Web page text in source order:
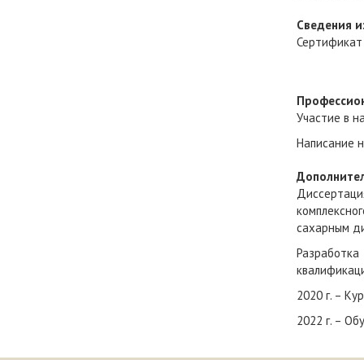
Сведения
Сертификат
Участие в
Написание
сахарным
2020 г. –
2022 г. –